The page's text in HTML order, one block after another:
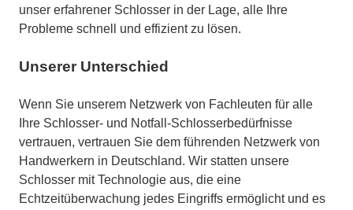
unser erfahrener Schlosser in der Lage, alle Ihre
Probleme schnell und effizient zu lösen.
Unserer Unterschied
Wenn Sie unserem Netzwerk von Fachleuten für alle
Ihre Schlosser- und Notfall-Schlosserbedürfnisse
vertrauen, vertrauen Sie dem führenden Netzwerk von
Handwerkern in Deutschland. Wir statten unsere
Schlosser mit Technologie aus, die eine
Echtzeitüberwachung jedes Eingriffs ermöglicht und es